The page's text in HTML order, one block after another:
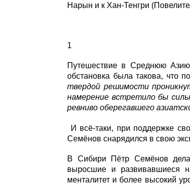
Нарын и к Хан-Тенгри
1
Путешествие в Среднюю
обстановка была такова, что
твердой решимости
намерение встретило бы
ревниво оберегавшего
И всё-таки, при поддержке
Семёнов снарядился в свою
В Сибири Пётр Семёнов
выросшие и развивавшиеся
менталитет и более высокий